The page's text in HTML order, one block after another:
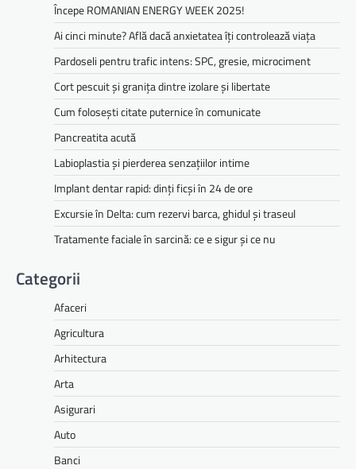
Începe ROMANIAN ENERGY WEEK 2025!
Ai cinci minute? Află dacă anxietatea îți controlează viața
Pardoseli pentru trafic intens: SPC, gresie, microciment
Cort pescuit și granița dintre izolare și libertate
Cum folosești citate puternice în comunicate
Pancreatita acută
Labioplastia și pierderea senzațiilor intime
Implant dentar rapid: dinți ficși în 24 de ore
Excursie în Delta: cum rezervi barca, ghidul și traseul
Tratamente faciale în sarcină: ce e sigur și ce nu
Categorii
Afaceri
Agricultura
Arhitectura
Arta
Asigurari
Auto
Banci